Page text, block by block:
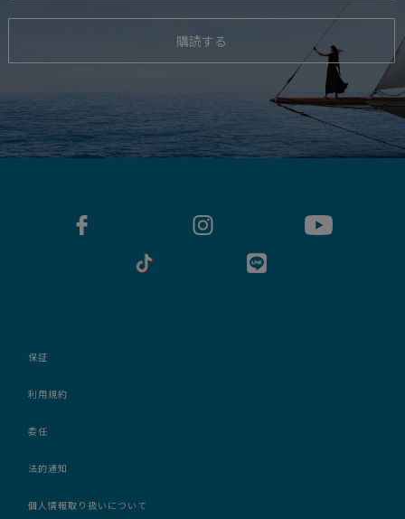
購読する
保証
利用規約
委任
法的通知
個人情報取り扱いについて